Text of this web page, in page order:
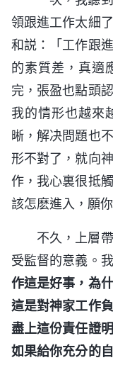
領跟進工作太細
和説：「工作跟
的素質差，真適
完，張盈也點頭
我的情形也越來
晰，解决問題也
形不對了，就向神
作，我心裏很抵
該怎麽進入，願
不久，上層
受監督的意義。
作這是好事，為
這是對神家工作
盡上這份責任證
如果給你充分的